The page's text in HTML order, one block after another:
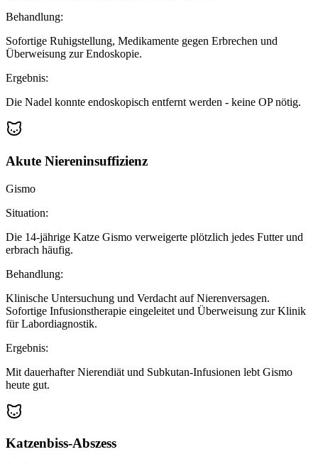
Behandlung:
Sofortige Ruhigstellung, Medikamente gegen Erbrechen und
Überweisung zur Endoskopie.
Ergebnis:
Die Nadel konnte endoskopisch entfernt werden - keine OP nötig.
Akute Niereninsuffizienz
Gismo
Situation:
Die 14-jährige Katze Gismo verweigerte plötzlich jedes Futter und
erbrach häufig.
Behandlung:
Klinische Untersuchung und Verdacht auf Nierenversagen.
Sofortige Infusionstherapie eingeleitet und Überweisung zur Klinik
für Labordiagnostik.
Ergebnis:
Mit dauerhafter Nierendiät und Subkutan-Infusionen lebt Gismo
heute gut.
Katzenbiss-Abszess